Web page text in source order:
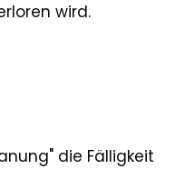
wird.
die Fälligkeit